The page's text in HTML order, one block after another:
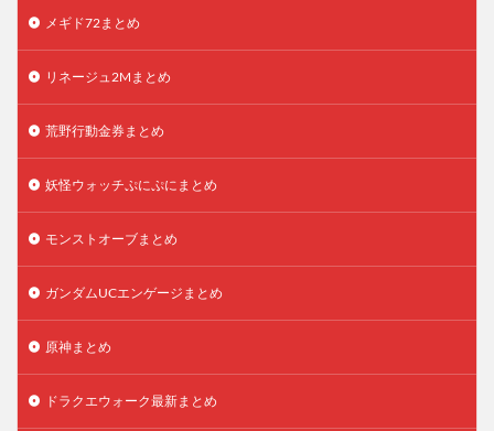
メギド72まとめ
リネージュ2Mまとめ
荒野行動金券まとめ
妖怪ウォッチぷにぷにまとめ
モンストオーブまとめ
ガンダムUCエンゲージまとめ
原神まとめ
ドラクエウォーク最新まとめ